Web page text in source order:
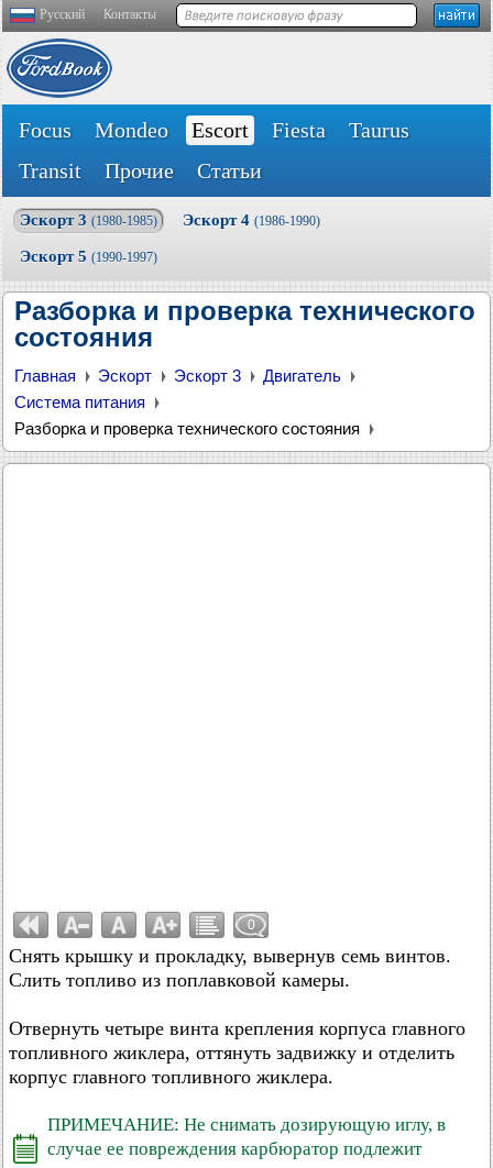
Русский Контакты
Focus Mondeo Escort Fiesta
Taurus
Transit
Прочие Статьи
Эскорт 3 (1980-1985) Эскорт 4 (1986-1990)
Эскорт 5 (1990-1997)
Разборка и проверка технического
состояния
Главная Эскорт Эскорт 3
Двигатель
Система питания
Разборка и проверка технического состояния
0
Снять крышку и прокладку, вывернув семь винтов.
Слить топливо из поплавковой камеры.
Отвернуть четыре винта крепления корпуса главного
топливного жиклера, оттянуть задвижку и отделить
корпус главного топливного жиклера.
ПРИМЕЧАНИЕ: Не снимать дозирующую иглу, в
случае ее повреждения карбюратор подлежит